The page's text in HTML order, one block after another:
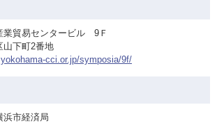
貿易センタービル 9Ｆ
山下町2番地
cci.or.jp/symposia/9f/
浜市経済局